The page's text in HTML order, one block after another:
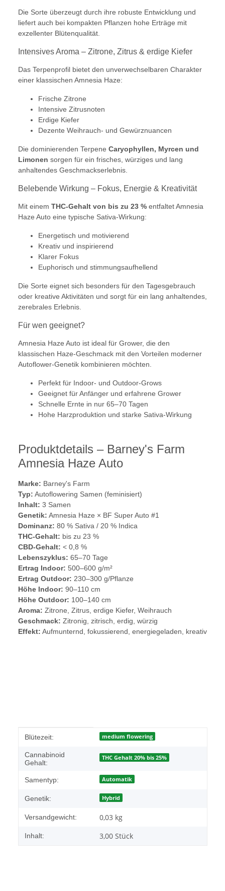
Die Sorte überzeugt durch ihre robuste Entwicklung und
liefert auch bei kompakten Pflanzen hohe Erträge mit
exzellenter Blütenqualität.
Intensives Aroma – Zitrone, Zitrus & erdige Kiefer
Das Terpenprofil bietet den unverwechselbaren Charakter
einer klassischen Amnesia Haze:
Frische Zitrone
Intensive Zitrusnoten
Erdige Kiefer
Dezente Weihrauch- und Gewürznuancen
Die dominierenden Terpene Caryophyllen, Myrcen und
Limonen sorgen für ein frisches, würziges und lang
anhaltendes Geschmackserlebnis.
Belebende Wirkung – Fokus, Energie & Kreativität
Mit einem THC-Gehalt von bis zu 23 % entfaltet Amnesia
Haze Auto eine typische Sativa-Wirkung:
Energetisch und motivierend
Kreativ und inspirierend
Klarer Fokus
Euphorisch und stimmungsaufhellend
Die Sorte eignet sich besonders für den Tagesgebrauch
oder kreative Aktivitäten und sorgt für ein lang anhaltendes,
zerebrales Erlebnis.
Für wen geeignet?
Amnesia Haze Auto ist ideal für Grower, die den
klassischen Haze-Geschmack mit den Vorteilen moderner
Autoflower-Genetik kombinieren möchten.
Perfekt für Indoor- und Outdoor-Grows
Geeignet für Anfänger und erfahrene Grower
Schnelle Ernte in nur 65–70 Tagen
Hohe Harzproduktion und starke Sativa-Wirkung
Produktdetails – Barney's Farm
Amnesia Haze Auto
Marke: Barney's Farm
Typ: Autoflowering Samen (feminisiert)
Inhalt: 3 Samen
Genetik: Amnesia Haze × BF Super Auto #1
Dominanz: 80 % Sativa / 20 % Indica
THC-Gehalt: bis zu 23 %
CBD-Gehalt: < 0,8 %
Lebenszyklus: 65–70 Tage
Ertrag Indoor: 500–600 g/m²
Ertrag Outdoor: 230–300 g/Pflanze
Höhe Indoor: 90–110 cm
Höhe Outdoor: 100–140 cm
Aroma: Zitrone, Zitrus, erdige Kiefer, Weihrauch
Geschmack: Zitronig, zitrisch, erdig, würzig
Effekt: Aufmunternd, fokussierend, energiegeladen, kreativ
Produkteigenschaft
Wert
Blütezeit: medium flowering
Cannabinoid
Gehalt:
THC Gehalt 20% bis 25%
Samentyp: Automatik
Genetik: Hybrid
Versandgewicht: 0,03 kg
Inhalt: 3,00 Stück